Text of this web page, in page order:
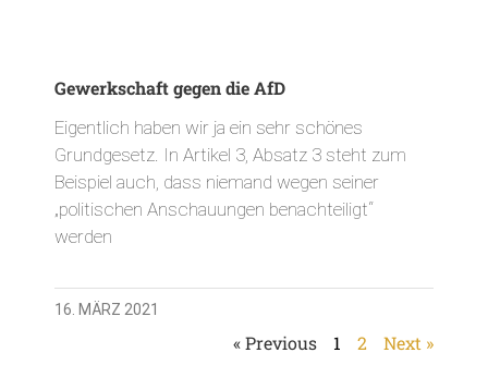
Gewerkschaft gegen die AfD
Eigentlich haben wir ja ein sehr schönes
Grundgesetz. In Artikel 3, Absatz 3 steht zum
Beispiel auch, dass niemand wegen seiner
„politischen Anschauungen benachteiligt“
werden
16. MÄRZ 2021
« Previous 1 2 Next »